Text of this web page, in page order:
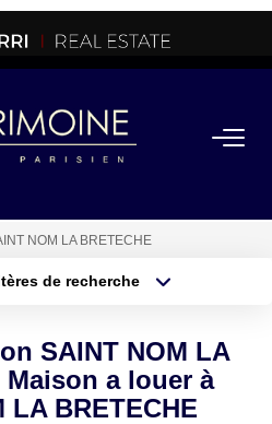
MARKET
NOM LA BRETECHE
de recherche
Surface min
SAINT NOM LA
Maison a louer à
LA BRETECHE